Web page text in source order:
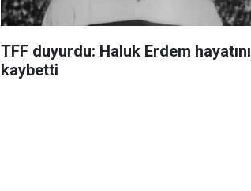
TFF duyurdu: Haluk Erdem hayatını
kaybetti